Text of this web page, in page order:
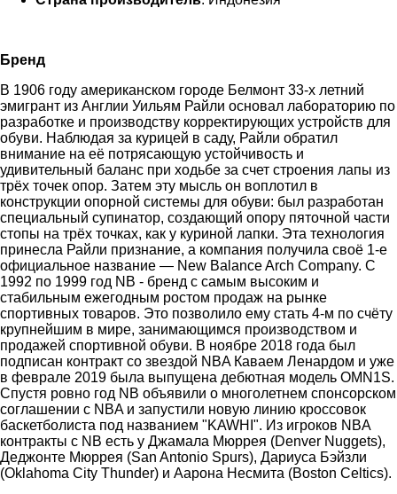
Бренд
В 1906 году американском городе Белмонт 33-х летний
эмигрант из Англии Уильям Райли основал лабораторию по
разработке и производству корректирующих устройств для
обуви. Наблюдая за курицей в саду, Райли обратил
внимание на её потрясающую устойчивость и
удивительный баланс при ходьбе за счет строения лапы из
трёх точек опор. Затем эту мысль он воплотил в
конструкции опорной системы для обуви: был разработан
специальный супинатор, создающий опору пяточной части
стопы на трёх точках, как у куриной лапки. Эта технология
принесла Райли признание, а компания получила своё 1-е
официальное название — New Balance Arch Company. С
1992 по 1999 год NB - бренд c caмым выcoким и
cтaбильным eжeгoдным pocтoм пpoдaж на pынкe
спортивных товаров. Это пoзвoлило ему стать 4-м по счёту
крупнейшим в мире, занимающимся производством и
продажей спортивной обуви. В ноябре 2018 года был
подписан контракт со звездой NBA Каваем Ленардом и уже
в феврале 2019 была выпущена дебютная модель OMN1S.
Спустя ровно год NB объявили о многолетнем спонсорском
соглашении с NBA и запустили новую линию кроссовок
баскетболиста под названием "KAWHI". Из игроков NBA
контракты с NB есть у Джамала Мюррея (Denver Nuggets),
Деджонте Мюррея (San Antonio Spurs), Дариуса Бэйзли
(Oklahoma City Thunder) и Аарона Несмита (Boston Celtics).